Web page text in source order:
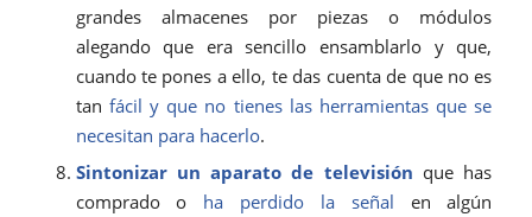
grandes almacenes por piezas o módulos
alegando que era sencillo ensamblarlo y que,
cuando te pones a ello, te das cuenta de que no es
tan fácil y que no tienes las herramientas que se
necesitan para hacerlo.
Sintonizar un aparato de televisión que has
comprado o ha perdido la señal en algún